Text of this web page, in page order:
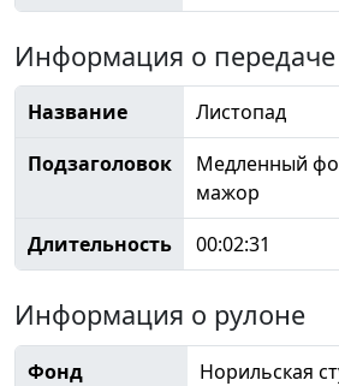
Информация о передаче
Название
Листопад
Подзаголовок
Медленный
мажор
Длительность
00:02:31
Информация о рулоне
Фонд
Норильская